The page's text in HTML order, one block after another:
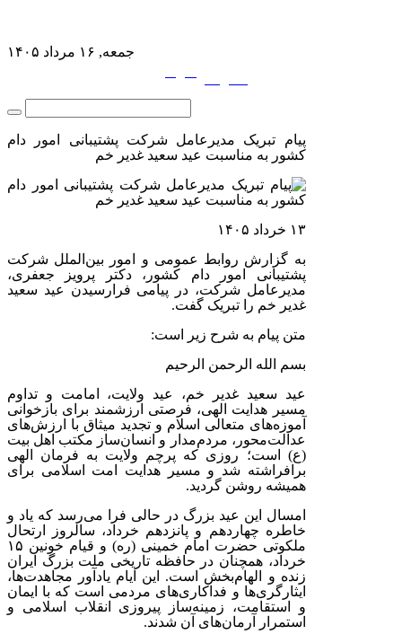
جمعه, ۱۶ مرداد ۱۴۰۵
پیام تبریک مدیرعامل شرکت پشتیبانی امور دام
کشور به مناسبت عید سعید غدیر خم
۱۳ خرداد ۱۴۰۵
به گزارش روابط عمومی و امور بین‌الملل شرکت
پشتیبانی امور دام کشور، دکتر پرویز جعفری،
مدیرعامل شرکت، در پیامی فرارسیدن عید سعید
غدیر خم را تبریک گفت.
متن پیام به شرح زیر است:
بسم الله الرحمن الرحیم
عید سعید غدیر خم، عید ولایت، امامت و تداوم
مسیر هدایت الهی، فرصتی ارزشمند برای بازخوانی
آموزه‌های متعالی اسلام و تجدید میثاق با ارزش‌های
عدالت‌محور، مردم‌مدار و انسان‌ساز مکتب اهل بیت
(ع) است؛ روزی که پرچم ولایت به فرمان الهی
برافراشته شد و مسیر هدایت امت اسلامی برای
همیشه روشن گردید.
امسال این عید بزرگ در حالی فرا می‌رسد که یاد و
خاطره چهاردهم و پانزدهم خرداد، سالروز ارتحال
ملکوتی حضرت امام خمینی (ره) و قیام خونین ۱۵
خرداد، همچنان در حافظه تاریخی ملت بزرگ ایران
زنده و الهام‌بخش است. این ایام یادآور مجاهدت‌ها،
ایثارگری‌ها و فداکاری‌های مردمی است که با ایمان
و استقامت، زمینه‌ساز پیروزی انقلاب اسلامی و
استمرار آرمان‌های آن شدند.